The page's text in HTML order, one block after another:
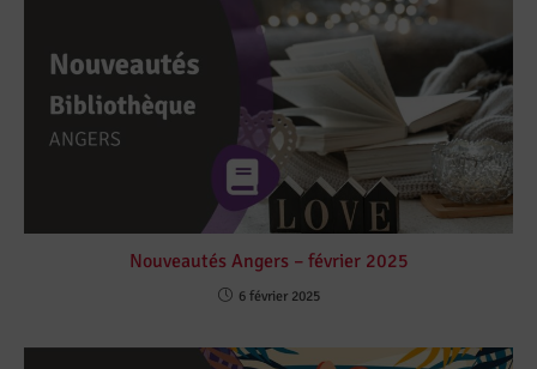
Nouveautés Angers – février 2025
6 février 2025